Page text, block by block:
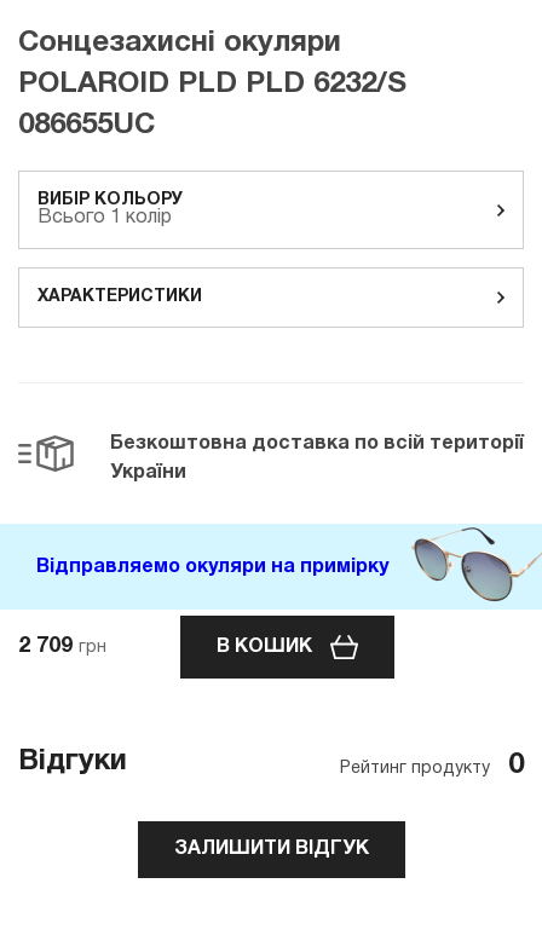
Сонцезахисні окуляри
POLAROID PLD PLD 6232/S
086655UC
ВИБІР КОЛЬОРУ
Всього 1 колір
ХАРАКТЕРИСТИКИ
2 709 грн В КОШИК
Безкоштовна доставка по всій території
України
Відправляемо окуляри на примірку
Відгуки Рейтинг продукту 0
ЗАЛИШИТИ ВІДГУК